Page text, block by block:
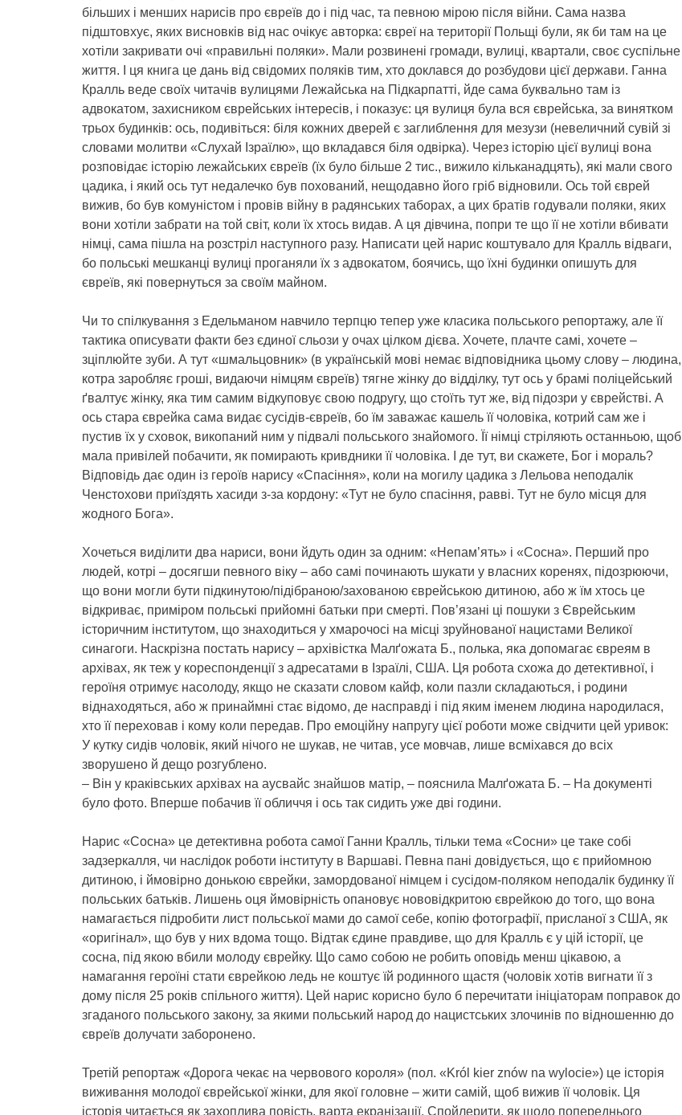
більших і менших нарисів про євреїв до і під час, та певною мірою після війни. Сама назва
підштовхує, яких висновків від нас очікує авторка: євреї на території Польщі були, як би там на це
хотіли закривати очі «правильні поляки». Мали розвинені громади, вулиці, квартали, своє суспільне
життя. І ця книга це дань від свідомих поляків тим, хто доклався до розбудови цієї держави. Ганна
Кралль веде своїх читачів вулицями Лежайська на Підкарпатті, йде сама буквально там із
адвокатом, захисником єврейських інтересів, і показує: ця вулиця була вся єврейська, за винятком
трьох будинків: ось, подивіться: біля кожних дверей є заглиблення для мезузи (невеличний сувій зі
словами молитви «Слухай Ізраїлю», що вкладався біля одвірка). Через історію цієї вулиці вона
розповідає історію лежайських євреїв (їх було більше 2 тис., вижило кільканадцять), які мали свого
цадика, і який ось тут недалечко був похований, нещодавно його гріб відновили. Ось той єврей
вижив, бо був комуністом і провів війну в радянських таборах, а цих братів годували поляки, яких
вони хотіли забрати на той світ, коли їх хтось видав. А ця дівчина, попри те що її не хотіли вбивати
німці, сама пішла на розстріл наступного разу. Написати цей нарис коштувало для Кралль відваги,
бо польські мешканці вулиці проганяли їх з адвокатом, боячись, що їхні будинки опишуть для
євреїв, які повернуться за своїм майном.
Чи то спілкування з Едельманом навчило терпцю тепер уже класика польського репортажу, але її
тактика описувати факти без єдиної сльози у очах цілком дієва. Хочете, плачте самі, хочете –
зціплюйте зуби. А тут «шмальцовник» (в українській мові немає відповідника цьому слову – людина,
котра заробляє гроші, видаючи німцям євреїв) тягне жінку до відділку, тут ось у брамі поліцейський
ґвалтує жінку, яка тим самим відкуповує свою подругу, що стоїть тут же, від підозри у єврействі. А
ось стара єврейка сама видає сусідів-євреїв, бо їм заважає кашель її чоловіка, котрий сам же і
пустив їх у сховок, викопаний ним у підвалі польського знайомого. Її німці стріляють останньою, щоб
мала привілей побачити, як помирають кривдники її чоловіка. І де тут, ви скажете, Бог і мораль?
Відповідь дає один із героїв нарису «Спасіння», коли на могилу цадика з Лельова неподалік
Ченстохови приїздять хасиди з-за кордону: «Тут не було спасіння, равві. Тут не було місця для
жодного Бога».
Хочеться виділити два нариси, вони йдуть один за одним: «Непам’ять» і «Сосна». Перший про
людей, котрі – досягши певного віку – або самі починають шукати у власних коренях, підозрюючи,
що вони могли бути підкинутою/підібраною/захованою єврейською дитиною, або ж їм хтось це
відкриває, приміром польські прийомні батьки при смерті. Пов’язані ці пошуки з Єврейським
історичним інститутом, що знаходиться у хмарочосі на місці зруйнованої нацистами Великої
синагоги. Наскрізна постать нарису – архівістка Малґожата Б., полька, яка допомагає євреям в
архівах, як теж у кореспонденції з адресатами в Ізраїлі, США. Ця робота схожа до детективної, і
героїня отримує насолоду, якщо не сказати словом кайф, коли пазли складаються, і родини
віднаходяться, або ж принаймні стає відомо, де насправді і під яким іменем людина народилася,
хто її переховав і кому коли передав. Про емоційну напругу цієї роботи може свідчити цей уривок:
У кутку сидів чоловік, який нічого не шукав, не читав, усе мовчав, лише всміхався до всіх
зворушено й дещо розгублено.
– Він у краківських архівах на аусвайс знайшов матір, – пояснила Малґожата Б. – На документі
було фото. Вперше побачив її обличчя і ось так сидить уже дві години.
Нарис «Сосна» це детективна робота самої Ганни Кралль, тільки тема «Сосни» це таке собі
задзеркалля, чи наслідок роботи інституту в Варшаві. Певна пані довідується, що є прийомною
дитиною, і ймовірно донькою єврейки, замордованої німцем і сусідом-поляком неподалік будинку її
польських батьків. Лишень оця ймовірність опановує нововідкритою єврейкою до того, що вона
намагається підробити лист польської мами до самої себе, копію фотографії, присланої з США, як
«оригінал», що був у них вдома тощо. Відтак єдине правдиве, що для Кралль є у цій історії, це
сосна, під якою вбили молоду єврейку. Що само собою не робить оповідь менш цікавою, а
намагання героїні стати єврейкою ледь не коштує їй родинного щастя (чоловік хотів вигнати її з
дому після 25 років спільного життя). Цей нарис корисно було б перечитати ініціаторам поправок до
згаданого польського закону, за якими польський народ до нацистських злочинів по відношенню до
євреїв долучати заборонено.
Третій репортаж «Дорога чекає на червового короля» (пол. «Król kier znów na wylocie») це історія
виживання молодої єврейської жінки, для якої головне – жити самій, щоб вижив її чоловік. Ця
історія читається як захоплива повість, варта екранізації. Спойлерити, як щодо попереднього